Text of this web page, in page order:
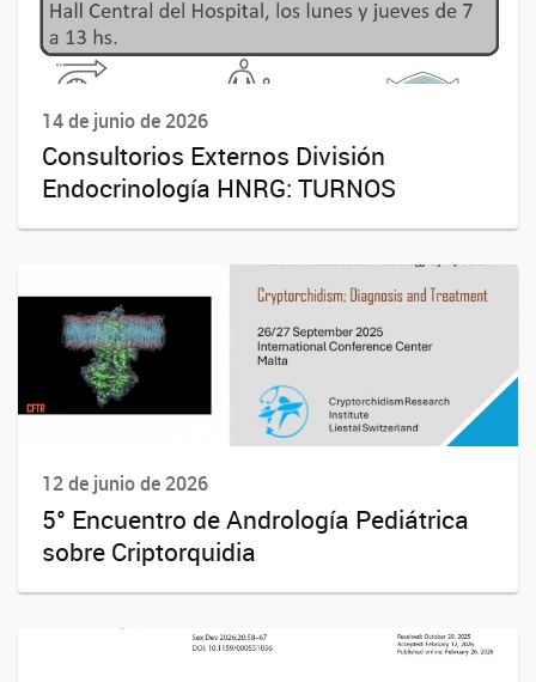
14 de junio de 2026
Consultorios Externos División
Endocrinología HNRG: TURNOS
12 de junio de 2026
5° Encuentro de Andrología Pediátrica
sobre Criptorquidia